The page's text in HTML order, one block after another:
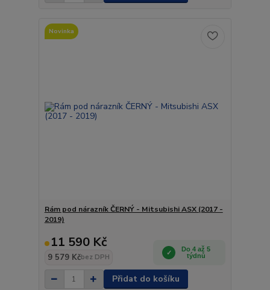
Novinka
Rám pod nárazník ČERNÝ - Mitsubishi ASX (2017 -
2019)
11 590 Kč
9 579 Kčbez DPH
Do 4 až 5
týdnů
Přidat do košíku